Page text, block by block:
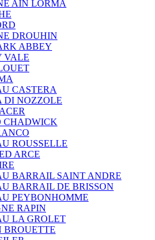
AIN LORMA
DROUHIN
ABBEY
VALE
CASTERA
DI NOZZOLE
CHADWICK
ROUSSELLE
ARCE
BARRAIL SAINT ANDRE
BARRAIL DE BRISSON
PEYBONHOMME
RAPIN
LA GROLET
BROUETTE